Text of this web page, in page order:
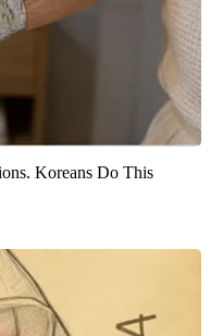
Koreans Do This